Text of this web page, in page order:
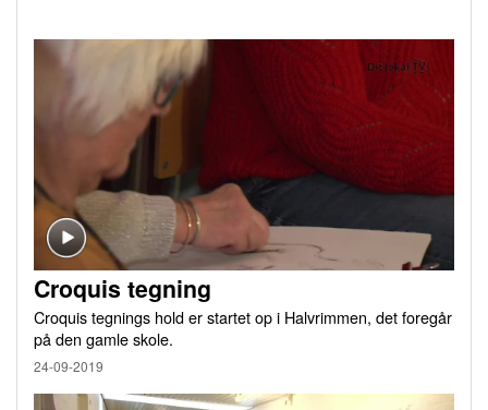
Croquis tegning
Croquis tegnings hold er startet op i Halvrimmen, det foregår
på den gamle skole.
24-09-2019